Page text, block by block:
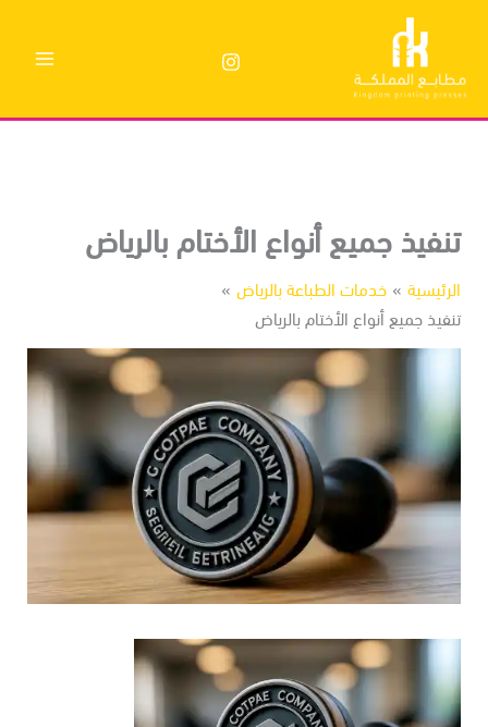
جميع أنواع الأختام بالرياض
خدمات الطباعة بالرياض
جميع أنواع الأختام بالرياض